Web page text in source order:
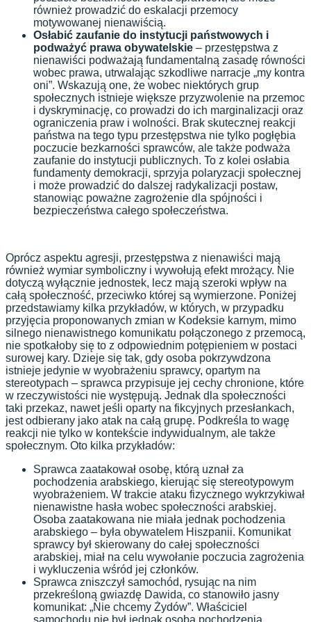
również prowadzić do eskalacji przemocy
motywowanej nienawiścią.
Osłabić zaufanie do instytucji państwowych i
podważyć prawa obywatelskie – przestępstwa z
nienawiści podważają fundamentalną zasadę równości
wobec prawa, utrwalając szkodliwe narracje „my kontra
oni”. Wskazują one, że wobec niektórych grup
społecznych istnieje większe przyzwolenie na przemoc
i dyskryminację, co prowadzi do ich marginalizacji oraz
ograniczenia praw i wolności. Brak skutecznej reakcji
państwa na tego typu przestępstwa nie tylko pogłębia
poczucie bezkarności sprawców, ale także podważa
zaufanie do instytucji publicznych. To z kolei osłabia
fundamenty demokracji, sprzyja polaryzacji społecznej
i może prowadzić do dalszej radykalizacji postaw,
stanowiąc poważne zagrożenie dla spójności i
bezpieczeństwa całego społeczeństwa.
Oprócz aspektu agresji, przestępstwa z nienawiści mają
również wymiar symboliczny i wywołują efekt mrożący. Nie
dotyczą wyłącznie jednostek, lecz mają szeroki wpływ na
całą społeczność, przeciwko której są wymierzone. Poniżej
przedstawiamy kilka przykładów, w których, w przypadku
przyjęcia proponowanych zmian w Kodeksie karnym, mimo
silnego nienawistnego komunikatu połączonego z przemocą,
nie spotkałoby się to z odpowiednim potępieniem w postaci
surowej kary. Dzieje się tak, gdy osoba pokrzywdzona
istnieje jedynie w wyobrażeniu sprawcy, opartym na
stereotypach – sprawca przypisuje jej cechy chronione, które
w rzeczywistości nie występują. Jednak dla społeczności
taki przekaz, nawet jeśli oparty na fikcyjnych przesłankach,
jest odbierany jako atak na całą grupę. Podkreśla to wagę
reakcji nie tylko w kontekście indywidualnym, ale także
społecznym. Oto kilka przykładów:
Sprawca zaatakował osobę, którą uznał za
pochodzenia arabskiego, kierując się stereotypowym
wyobrażeniem. W trakcie ataku fizycznego wykrzykiwał
nienawistne hasła wobec społeczności arabskiej.
Osoba zaatakowana nie miała jednak pochodzenia
arabskiego – była obywatelem Hiszpanii. Komunikat
sprawcy był skierowany do całej społeczności
arabskiej, miał na celu wywołanie poczucia zagrożenia
i wykluczenia wśród jej członków.
Sprawca zniszczył samochód, rysując na nim
przekreśloną gwiazdę Dawida, co stanowiło jasny
komunikat: „Nie chcemy Żydów”. Właściciel
samochodu nie był jednak osobą pochodzenia